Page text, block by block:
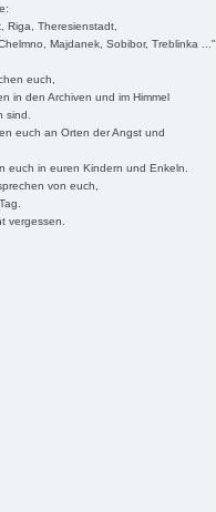
Riga, Theresienstadt,
Majdanek, Sobibor, Treblinka ..."
euch,
in den Archiven und im Himmel
sind.
euch an Orten der Angst und
euch in euren Kindern und Enkeln.
von euch,
vergessen.